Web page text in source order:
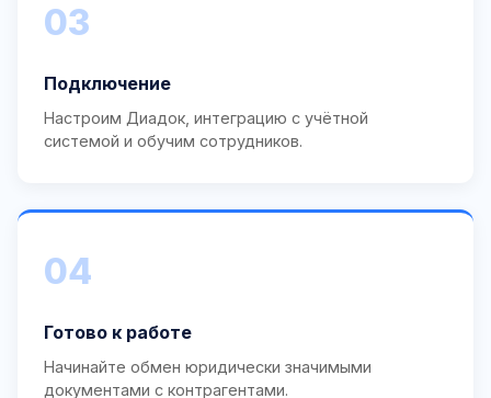
03
Подключение
Настроим Диадок, интеграцию с учётной
системой и обучим сотрудников.
04
Готово к работе
Начинайте обмен юридически значимыми
документами с контрагентами.